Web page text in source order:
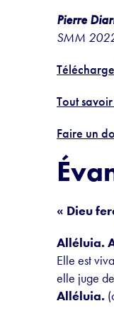
Pierre
SMM
Tout
Faire un
« Dieu
Alléluia.
Elle est
elle juge
Alléluia.